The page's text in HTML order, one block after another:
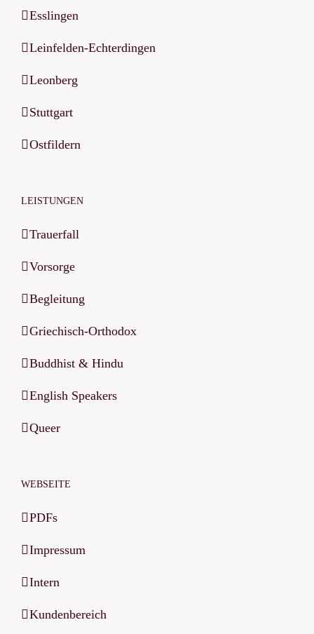
Esslingen
Leinfelden-Echterdingen
Leonberg
Stuttgart
Ostfildern
LEISTUNGEN
Trauerfall
Vorsorge
Begleitung
Griechisch-Orthodox
Buddhist & Hindu
English Speakers
Queer
WEBSEITE
PDFs
Impressum
Intern
Kundenbereich